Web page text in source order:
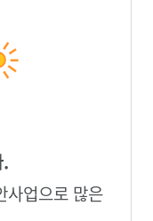
.
사업으로 많은